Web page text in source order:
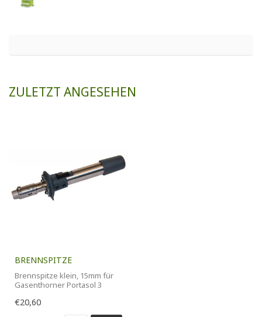
ZULETZT ANGESEHEN
BRENNSPITZE
Brennspitze klein, 15mm für
Gasenthorner Portasol 3
€20,60